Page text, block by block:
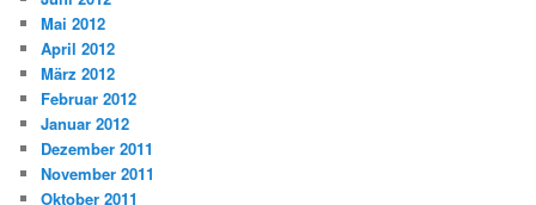
Mai 2012
April 2012
März 2012
Februar 2012
Januar 2012
Dezember 2011
November 2011
Oktober 2011